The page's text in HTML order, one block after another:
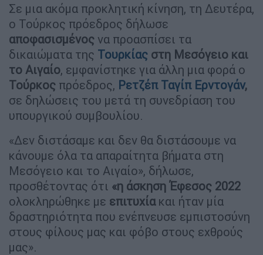
Σε μια ακόμα προκλητική κίνηση, τη Δευτέρα,
ο Τούρκος πρόεδρος δήλωσε
αποφασισμένος να προασπίσει τα
δικαιώματα της Τουρκίας στη Μεσόγειο και
το Αιγαίο, εμφανίστηκε για άλλη μια φορά ο
Τούρκος πρόεδρος, Ρετζέπ Ταγίπ Ερντογάν,
σε δηλώσεις του μετά τη συνεδρίαση του
υπουργικού συμβουλίου.
«Δεν διστάσαμε και δεν θα διστάσουμε να
κάνουμε όλα τα απαραίτητα βήματα στη
Μεσόγειο και το Αιγαίο», δήλωσε,
προσθέτοντας ότι «η άσκηση Έφεσος 2022
ολοκληρώθηκε με επιτυχίακαι ήταν μία
δραστηριότητα που ενέπνευσε εμπιστοσύνη
στους φίλους μας και φόβο στους εχθρούς
μας».